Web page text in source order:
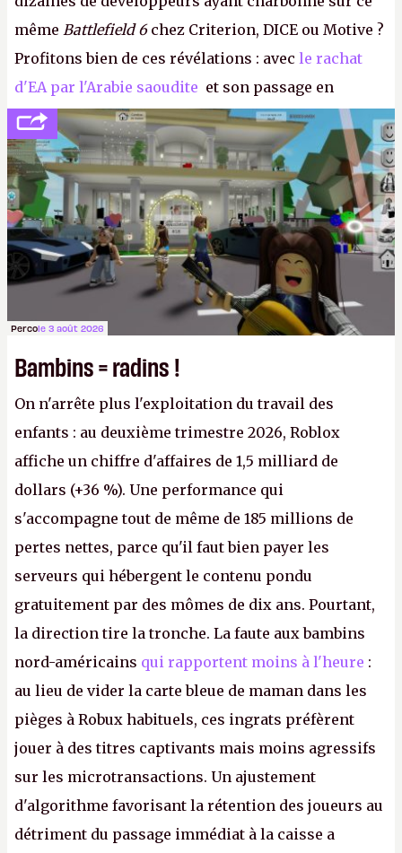
même Battlefield 6chez Criterion, DICE ou Motive ?
Profitons bien de ces révélations : avec le rachat
d'EA par l'Arabie saoudite et son passage en
société privée, l'éditeur n'aura bientôt plus
l'obligation de publier ses bilans. Encore une
victoire pour la transparence.P.
Percole 3 août 2026
Bambins = radins !
On n'arrête plus l'exploitation du travail des
enfants : au deuxième trimestre 2026, Roblox
affiche un chiffre d'affaires de 1,5 milliard de
dollars (+36 %). Une performance qui
s'accompagne tout de même de 185 millions de
pertes nettes, parce qu'il faut bien payer les
serveurs qui hébergent le contenu pondu
gratuitement par des mômes de dix ans. Pourtant,
la direction tire la tronche. La faute aux bambins
nord-américains qui rapportent moins à l'heure :
au lieu de vider la carte bleue de maman dans les
pièges à Robux habituels, ces ingrats préfèrent
jouer à des titres captivants mais moins agressifs
sur les microtransactions. Un ajustement
d'algorithme favorisant la rétention des joueurs au
détriment du passage immédiat à la caisse a